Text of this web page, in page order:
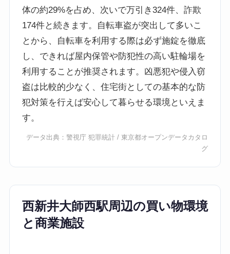
体の約29%を占め、次いで万引き324件、詐欺
174件と続きます。自転車盗が突出して多いこ
とから、自転車を利用する際は必ず施錠を徹底
し、できれば屋内保管や防犯性の高い駐輪場を
利用することが推奨されます。凶悪犯や侵入窃
盗は比較的少なく、住宅街としての基本的な防
犯対策を行えば安心して暮らせる環境といえま
す。
データ出典：警視庁 犯罪統計 /東京都オープンデータカタロ
グ
西新井大師西駅周辺の買い物環境
と商業施設